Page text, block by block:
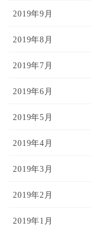
2019年9月
2019年8月
2019年7月
2019年6月
2019年5月
2019年4月
2019年3月
2019年2月
2019年1月